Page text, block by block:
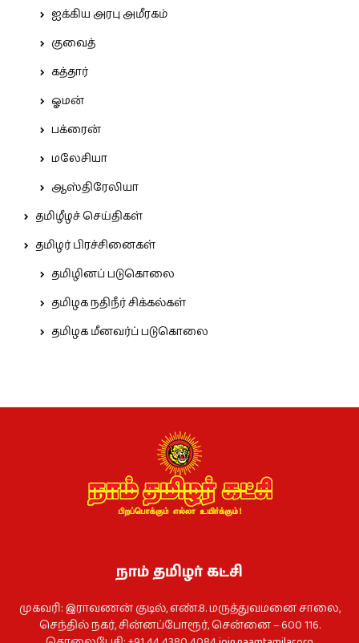
ஐக்கிய அரபு அமீரகம்
குவைத்
கத்தார்
ஓமன்
பக்ரைன்
மலேசியா
ஆஸ்திரேலியா
தமிழீழச் செய்திகள்
தமிழர் பிரச்சினைகள்
தமிழினப் படுகொலை
தமிழக நதிநீர் சிக்கல்கள்
தமிழக மீனவர்ப் படுகொலை
நாம் தமிழர் கட்சி
முகவரி: இராவணன் குடில், எண்.8. மருத்துவமனை சாலை,
செந்தில் நகர், சின்னப்போரூர், சென்னை – 600 116.